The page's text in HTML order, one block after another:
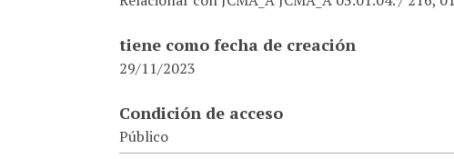
tiene como fecha de creación
29/11/2023
Condición de acceso
Público